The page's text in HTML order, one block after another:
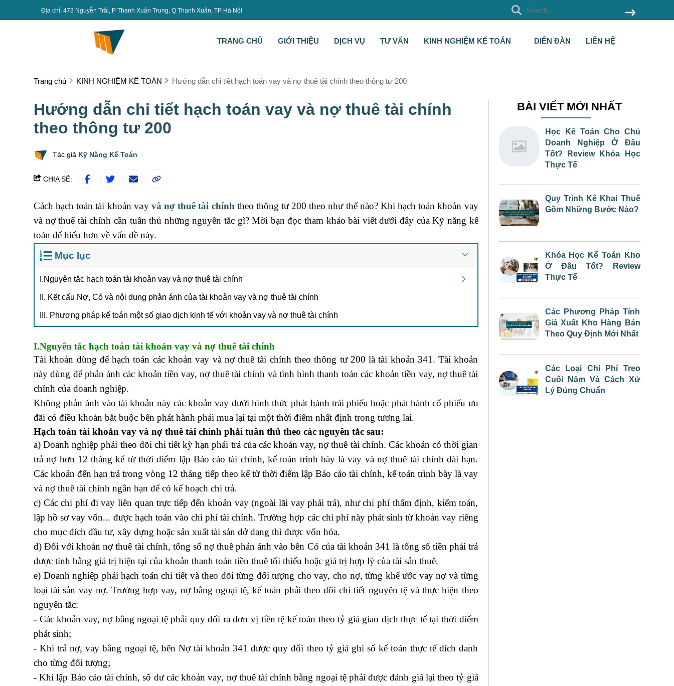
Địa chỉ: 473 Nguyễn Trãi, P Thanh Xuân Trung, Q Thanh Xuân, TP Hà Nội
TRANG CHỦ GIỚI THIỆU DỊCH VỤ TƯ VẤN KINH NGHIỆM KẾ TOÁN DIỄN ĐÀN LIÊN HỆ
Trang chủ KINH NGHIỆM KẾ TOÁN Hướng dẫn chi tiết hạch toán vay và nợ thuê tài chính theo thông tư 200
Hướng dẫn chi tiết hạch toán vay và nợ thuê tài chính
theo thông tư 200
Tác giả Kỹ Năng Kế Toán
CHIA SẺ:
Cách hạch toán tài khoản vay và nợ thuê tài chính theo thông tư 200 theo như thế nào? Khi hạch toán khoản vay
và nợ thuế tài chính cần tuân thủ những nguyên tắc gì? Mời bạn đọc tham khảo bài viết dưới đây của Kỹ năng kế
toán để hiểu hơn về vấn đề này.
Mục lục
I.Nguyên tắc hạch toán tài khoản vay và nợ thuê tài chính
II. Kết cấu Nợ, Có và nội dung phản ánh của tài khoản vay và nợ thuê tài chính
III. Phương pháp kế toán một số giao dịch kinh tế với khoản vay và nợ thuê tài chính
I.Nguyên tắc hạch toán tài khoản vay và nợ thuê tài chính
Tài khoản dùng để hạch toán các khoản vay và nợ thuê tài chính theo thông tư 200 là tài khoản 341. Tài khoản
này dùng để phản ánh các khoản tiền vay, nợ thuê tài chính và tình hình thanh toán các khoản tiền vay, nợ thuê tài
chính của doanh nghiệp.
Không phản ánh vào tài khoản này các khoản vay dưới hình thức phát hành trái phiếu hoặc phát hành cổ phiếu ưu
đãi có điều khoản bắt buộc bên phát hành phải mua lại tại một thời điểm nhất định trong tương lai.
Hạch toán tài khoản vay và nợ thuê tài chính phải tuân thủ theo các nguyên tắc sau:
a) Doanh nghiệp phải theo dõi chi tiết kỳ hạn phải trả của các khoản vay, nợ thuê tài chính. Các khoản có thời gian
trả nợ hơn 12 tháng kể từ thời điểm lập Báo cáo tài chính, kế toán trình bày là vay và nợ thuê tài chính dài hạn.
Các khoản đến hạn trả trong vòng 12 tháng tiếp theo kể từ thời điểm lập Báo cáo tài chính, kế toán trình bày là vay
và nợ thuê tài chính ngắn hạn để có kế hoạch chi trả.
c) Các chi phí đi vay liên quan trực tiếp đến khoản vay (ngoài lãi vay phải trả), như chi phí thẩm định, kiểm toán,
lập hồ sơ vay vốn... được hạch toán vào chi phí tài chính. Trường hợp các chi phí này phát sinh từ khoản vay riêng
cho mục đích đầu tư, xây dựng hoặc sản xuất tài sản dở dang thì được vốn hóa.
d) Đối với khoản nợ thuê tài chính, tổng số nợ thuê phản ánh vào bên Có của tài khoản 341 là tổng số tiền phải trả
được tính bằng giá trị hiện tại của khoản thanh toán tiền thuê tối thiểu hoặc giá trị hợp lý của tài sản thuê.
e) Doanh nghiệp phải hạch toán chi tiết và theo dõi từng đối tượng cho vay, cho nợ, từng khế ước vay nợ và từng
loại tài sản vay nợ. Trường hợp vay, nợ bằng ngoại tệ, kế toán phải theo dõi chi tiết nguyên tệ và thực hiện theo
nguyên tắc:
- Các khoản vay, nợ bằng ngoại tệ phải quy đổi ra đơn vị tiền tệ kế toán theo tỷ giá giao dịch thực tế tại thời điểm
phát sinh;
- Khi trả nợ, vay bằng ngoại tệ, bên Nợ tài khoản 341 được quy đổi theo tỷ giá ghi sổ kế toán thực tế đích danh
cho từng đối tượng;
- Khi lập Báo cáo tài chính, số dư các khoản vay, nợ thuê tài chính bằng ngoại tệ phải được đánh giá lại theo tỷ giá
BÀI VIẾT MỚI NHẤT
Học Kế Toán Cho Chủ
Doanh Nghiệp Ở Đâu
Tốt? Review Khóa Học
Thực Tế
Quy Trình Kê Khai Thuế
Gồm Những Bước Nào?
Khóa Học Kế Toán Kho
Ở Đâu Tốt? Review
Thực Tế
Các Phương Pháp Tính
Giá Xuất Kho Hàng Bán
Theo Quy Định Mới Nhất
Các Loại Chi Phí Treo
Cuối Năm Và Cách Xử
Lý Đúng Chuẩn